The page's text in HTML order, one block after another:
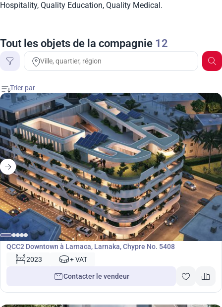
Hospitality, Quality Education, Quality Medical.
Tout les objets de la compagnie 12
Prix
Développement
QCC2 Downtown à Larnaca, Larnaka, Chypre No. 5408
2023
+ VAT
Contacter le vendeur